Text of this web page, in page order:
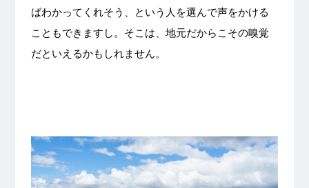
ばわかってくれそう、という人を選んで声をかける
こともできますし。そこは、地元だからこその嗅覚
だといえるかもしれません。